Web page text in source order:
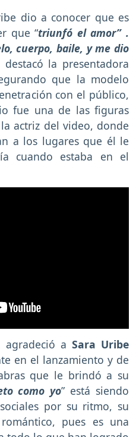
dio a conocer que es
que “triunfó el amor” .
cuerpo, baile, y me dio
destacó la presentadora
que la modelo
con el público,
fue una de las figuras
actriz del video, donde
a los lugares que él le
cuando estaba en el
agradeció a Sara Uribe
en el lanzamiento y de
que le brindó a su
como yo” está siendo
por su ritmo, su
pues es una